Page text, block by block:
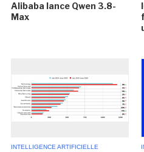
Alibaba lance Qwen 3.8-
Max
INTELLIGENCE ARTIFICIELLE